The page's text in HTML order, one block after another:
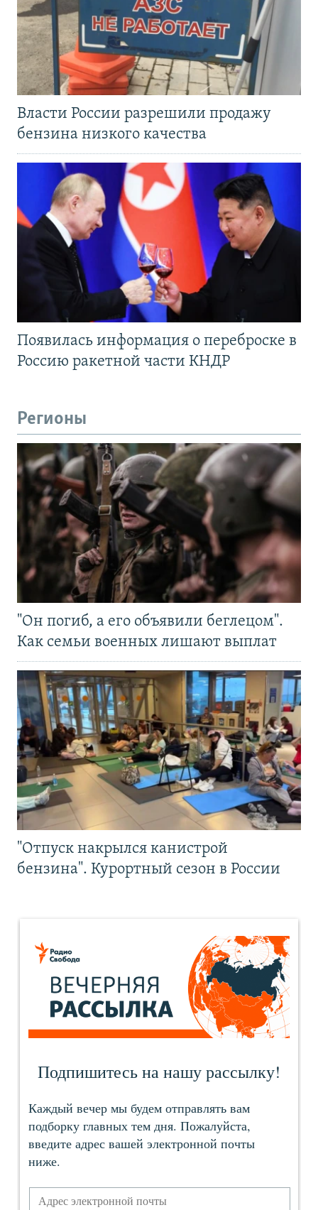
Власти России разрешили продажу
бензина низкого качества
Появилась информация о переброске в
Россию ракетной части КНДР
Регионы
"Он погиб, а его объявили беглецом".
Как семьи военных лишают выплат
"Отпуск накрылся канистрой
бензина". Курортный сезон в России